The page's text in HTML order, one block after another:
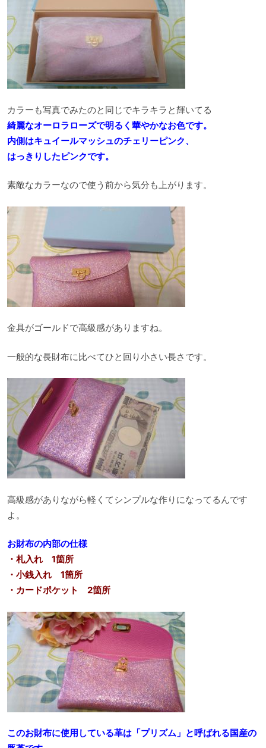
カラーも写真でみたのと同じでキラキラと輝いてる
綺麗なオーロラローズで明るく華やかなお色です。
内側はキュイールマッシュのチェリーピンク、
はっきりしたピンクです。
素敵なカラーなので使う前から気分も上がります。
金具がゴールドで高級感がありますね。
一般的な長財布に比べてひと回り小さい長さです。
高級感がありながら軽くてシンプルな作りになってるんです
よ。
お財布の内部の仕様
・札入れ 1箇所
・小銭入れ 1箇所
・カードポケット 2箇所
このお財布に使用している革は「プリズム」と呼ばれる国産の